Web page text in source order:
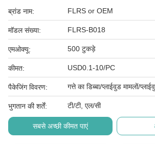
ब्रांड नाम: FLRS or OEM
मॉडल संख्या: FLRS-B018
एमओक्यू: 500 टुकड़े
कीमत: USD0.1-10/PC
पैकेजिंग विवरण: गत्ते का डिब्बा/प्लाईवुड मामलों/
भुगतान की शर्तें: टी/टी, एल/सी
सबसे अच्छी कीमत पाएं